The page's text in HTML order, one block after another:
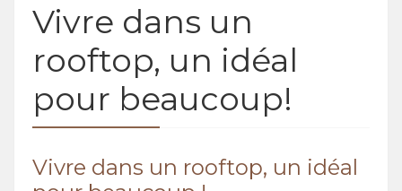
Vivre dans un
rooftop, un idéal
pour beaucoup!
Vivre dans un rooftop, un idéal